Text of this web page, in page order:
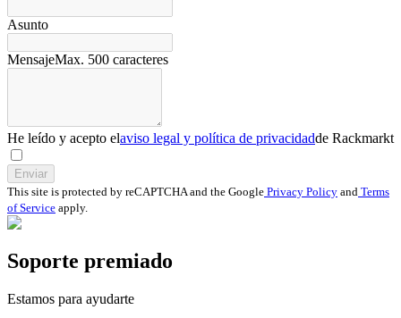
Asunto
MensajeMax. 500 caracteres
He leído y acepto elaviso legal y política de privacidadde Rackmarkt
Enviar
This site is protected by reCAPTCHA and the Google Privacy Policy and Terms
of Service apply.
Soporte premiado
Estamos para ayudarte